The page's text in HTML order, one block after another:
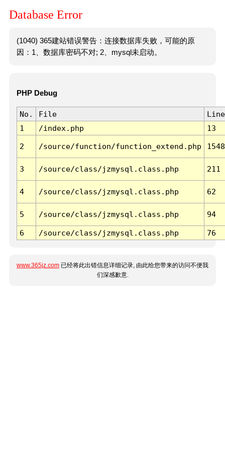
Database Error
(1040) 365建站错误警告：连接数据库失败，可能的原
因：1、数据库密码不对; 2、mysql未启动。
PHP Debug
No. File
Line
1
/index.php 13
2 /source/function/function_extend.php 1548
3 /source/class/jzmysql.class.php 211
4 /source/class/jzmysql.class.php 62
5 /source/class/jzmysql.class.php 94
6 /source/class/jzmysql.class.php 76
www.365jz.com 已经将此出错信息详细记录, 由此给您带来的访问不便我
们深感歉意.